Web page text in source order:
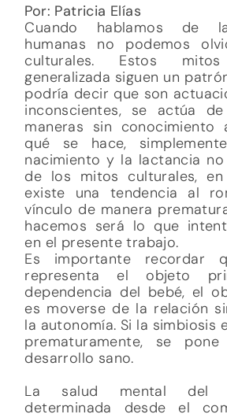
Por: Patricia Elías
Cuando hablamos de
humanas no podemos
culturales. Estos
generalizada siguen un
podría decir que son
inconscientes, se actúa
maneras sin conocimiento
qué se hace,
nacimiento y la lactancia
de los mitos culturales,
existe una tendencia al
vínculo de manera
hacemos será lo que
en el presente trabajo.
Es importante recordar
representa el objeto
dependencia del bebé, el
es moverse de la relación
la autonomía. Si la simbiosis
prematuramente, se
desarrollo sano.
La salud mental del
determinada desde el